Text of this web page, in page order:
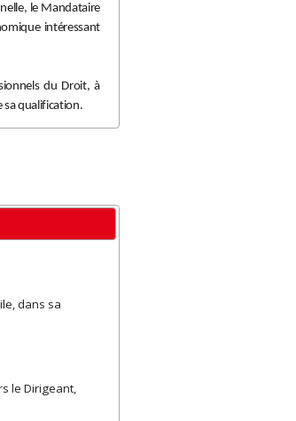
le Mandataire
intéressant
du Droit, à
sa qualification.
dans sa
le Dirigeant,